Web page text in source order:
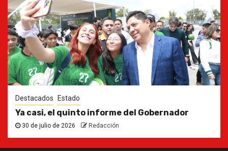
Destacados Estado
Ya casi, el quinto informe del Gobernador
30 de julio de 2026 Redacción